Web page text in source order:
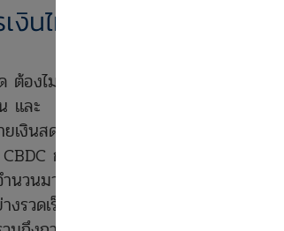
นไทย
งไม่สร้าง
และ
งินสด และ
กับ
วนมาก ๆ
วดเร็วจาก